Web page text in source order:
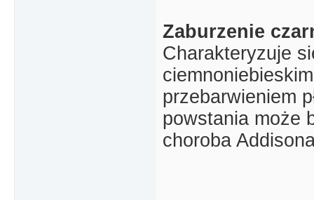
Zaburzenie
Charakteryzuje
przebarwieniem
powstania może
choroba